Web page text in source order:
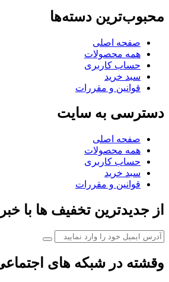
محبوب‌ترین دسته‌ها
صفحه اصلی
همه محصولات
حساب کاربری
سبد خرید
قوانین و مقررات
دسترسی به سایت
صفحه اصلی
همه محصولات
حساب کاربری
سبد خرید
قوانین و مقررات
از جدیدترین تخفیف ها با
وقشته در شبکه های اجتماعی